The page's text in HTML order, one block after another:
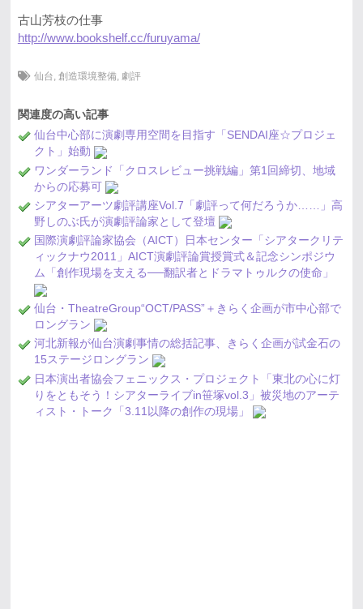
古山芳枝の仕事
http://www.bookshelf.cc/furuyama/
仙台, 創造環境整備, 劇評
関連度の高い記事
仙台中心部に演劇専用空間を目指す「SENDAI座☆プロジェ
クト」始動
ワンダーランド「クロスレビュー挑戦編」第1回締切、地域
からの応募可
シアターアーツ劇評講座Vol.7「劇評って何だろうか……」高
野しのぶ氏が演劇評論家として登壇
国際演劇評論家協会（AICT）日本センター「シアタークリテ
ィックナウ2011」AICT演劇評論賞授賞式＆記念シンポジウ
ム「創作現場を支える──翻訳者とドラマトゥルクの使命」
仙台・TheatreGroup“OCT/PASS”＋きらく企画が市中心部で
ロングラン
河北新報が仙台演劇事情の総括記事、きらく企画が試金石の
15ステージロングラン
日本演出者協会フェニックス・プロジェクト「東北の心に灯
りをともそう！シアターライブin笹塚vol.3」被災地のアーテ
ィスト・トーク「3.11以降の創作の現場」